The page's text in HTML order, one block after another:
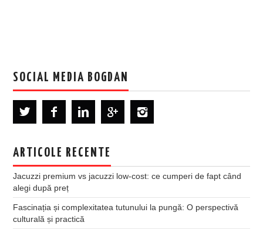
SOCIAL MEDIA BOGDAN
ARTICOLE RECENTE
Jacuzzi premium vs jacuzzi low-cost: ce cumperi de fapt când
alegi după preț
Fascinația și complexitatea tutunului la pungă: O perspectivă
culturală și practică